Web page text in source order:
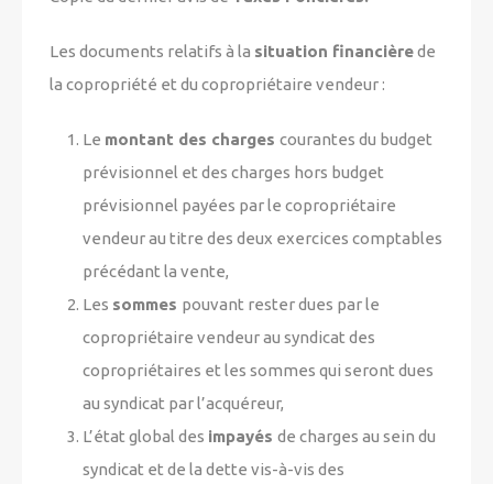
Les documents relatifs à la situation financièrede
la copropriété et du copropriétaire vendeur :
Le montant des charges courantes du budget
prévisionnel et des charges hors budget
prévisionnel payées par le copropriétaire
vendeur au titre des deux exercices comptables
précédant la vente,
Les sommes pouvant rester dues par le
copropriétaire vendeur au syndicat des
copropriétaires et les sommes qui seront dues
au syndicat par l’acquéreur,
L’état global des impayés de charges au sein du
syndicat et de la dette vis-à-vis des